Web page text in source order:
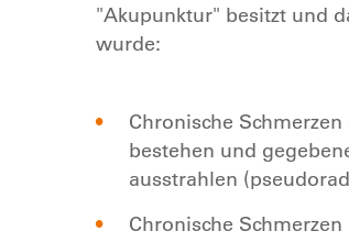
"Akupunktur" besitzt und
wurde:
Chronische
bestehen und
ausstrahlen
Chronische